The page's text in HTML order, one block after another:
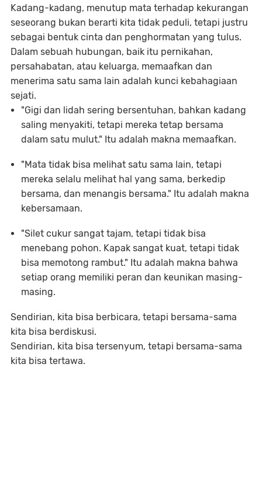
Kadang-kadang, menutup mata terhadap kekurangan
seseorang bukan berarti kita tidak peduli, tetapi justru
sebagai bentuk cinta dan penghormatan yang tulus.
Dalam sebuah hubungan, baik itu pernikahan,
persahabatan, atau keluarga, memaafkan dan
menerima satu sama lain adalah kunci kebahagiaan
sejati.
"Gigi dan lidah sering bersentuhan, bahkan kadang
saling menyakiti, tetapi mereka tetap bersama
dalam satu mulut." Itu adalah makna memaafkan.
"Mata tidak bisa melihat satu sama lain, tetapi
mereka selalu melihat hal yang sama, berkedip
bersama, dan menangis bersama." Itu adalah makna
kebersamaan.
"Silet cukur sangat tajam, tetapi tidak bisa
menebang pohon. Kapak sangat kuat, tetapi tidak
bisa memotong rambut." Itu adalah makna bahwa
setiap orang memiliki peran dan keunikan masing-
masing.
Sendirian, kita bisa berbicara, tetapi bersama-sama
kita bisa berdiskusi.
Sendirian, kita bisa tersenyum, tetapi bersama-sama
kita bisa tertawa.